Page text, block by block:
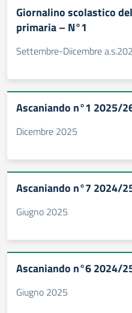
Giornalino scolastico
primaria – N°1
Settembre-Diicembre
Ascaniando n°1 2025/
Dicembre 2025
Ascaniando n°7 2024/
Giugno 2025
Ascaniando n°6 2024/
Giugno 2025